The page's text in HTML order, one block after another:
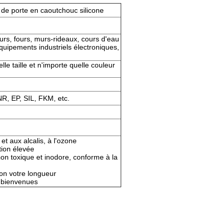
porte en caoutchouc silicone
fours, murs-rideaux, cours d'eau
industriels électroniques,
taille et n'importe quelle couleur
EP, SIL, FKM, etc.
aux alcalis, à l'ozone
élevée
toxique et inodore, conforme à la
votre longueur